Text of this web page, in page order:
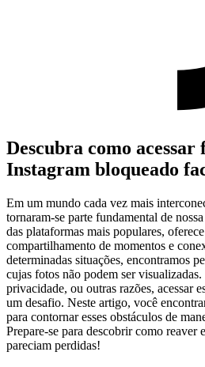
Descubra como⁣ acessar⁣
Instagram bloqueado
Em ⁢um mundo cada vez ‍mais
‍tornaram-se parte fundamental de
das plataformas ⁣mais ⁢populares,
compartilhamento de momentos e‍
determinadas situações, encontramos
cujas fotos não podem ser
privacidade, ou outras ⁤razões, acessar
um desafio. Neste artigo, você
para contornar esses obstáculos de⁤
Prepare-se para descobrir como reaver
pareciam ⁢perdidas!